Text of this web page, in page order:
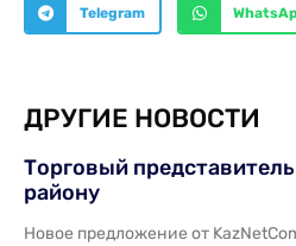
Telegram
ДРУГИЕ НОВОСТИ
Торговый
району
Новое предложение от